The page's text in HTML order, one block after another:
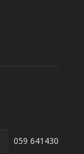
059 641430